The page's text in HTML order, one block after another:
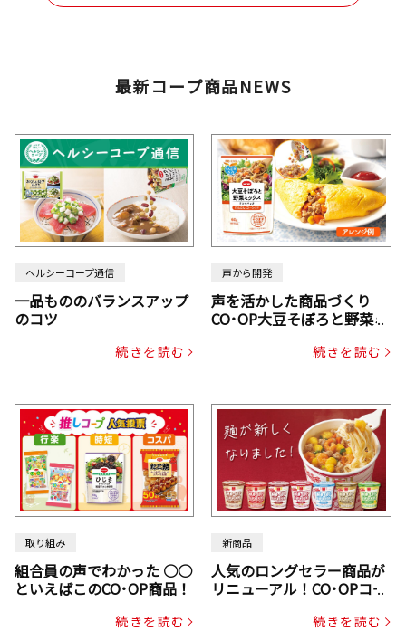
最新コープ商品NEWS
ヘルシーコープ通信
一品もののバランスアップ
のコツ
続きを読む
声から開発
声を活かした商品づくり
CO･OP大豆そぼろと野菜ミ
じん・コーン入り）続きを読む
取り組み
組合員の声でわかった ○○
といえばこのCO･OP商品！
続きを読む
新商品
人気のロングセラー商品が
リニューアル！CO･OPコー
続きを読む